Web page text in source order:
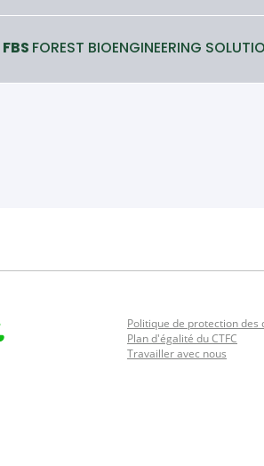
FBS FOREST BIOENGINEERING
Politique de protection
Plan d'égalité du CTFC
Travailler avec nous